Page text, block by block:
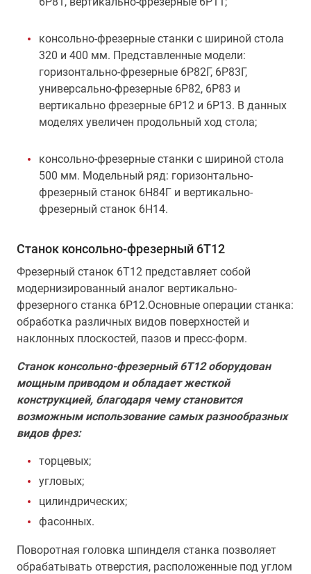
консольно-фрезерные станки с шириной стола
320 и 400 мм. Представленные модели:
горизонтально-фрезерные 6Р82Г, 6Р83Г,
универсально-фрезерные 6Р82, 6Р83 и
вертикально фрезерные 6Р12 и 6Р13. В данных
моделях увеличен продольный ход стола;
консольно-фрезерные станки с шириной стола
500 мм. Модельный ряд: горизонтально-
фрезерный станок 6Н84Г и вертикально-
фрезерный станок 6Н14.
Станок консольно-фрезерный 6Т12
Фрезерный станок 6Т12 представляет собой
модернизированный аналог вертикально-
фрезерного станка 6Р12.Основные операции станка:
обработка различных видов поверхностей и
наклонных плоскостей, пазов и пресс-форм.
Станок консольно-фрезерный 6Т12 оборудован
мощным приводом и обладает жесткой
конструкцией, благодаря чему становится
возможным использование самых разнообразных
видов фрез:
торцевых;
угловых;
цилиндрических;
фасонных.
Поворотная головка шпинделя станка позволяет
обрабатывать отверстия, расположенные под углом